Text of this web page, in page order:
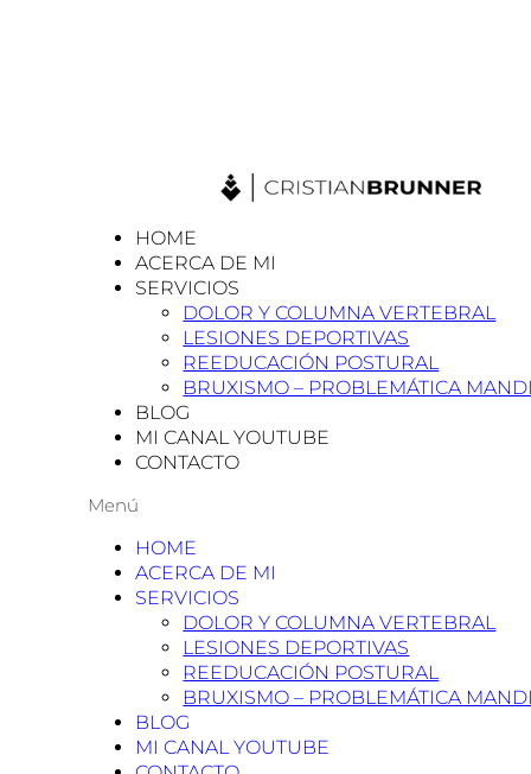
HOME
ACERCA DE MI
SERVICIOS
DOLOR Y COLUMNA VERTEBRAL
LESIONES DEPORTIVAS
REEDUCACIÓN POSTURAL
BRUXISMO – PROBLEMÁTICA
BLOG
MI CANAL YOUTUBE
CONTACTO
Menú
HOME
ACERCA DE MI
SERVICIOS
DOLOR Y COLUMNA VERTEBRAL
LESIONES DEPORTIVAS
REEDUCACIÓN POSTURAL
BRUXISMO – PROBLEMÁTICA
BLOG
MI CANAL YOUTUBE